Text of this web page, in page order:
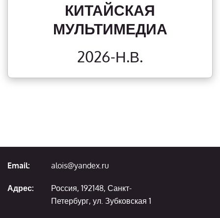
КИТАЙСКАЯ
МУЛЬТИМЕДИА
2026-Н.В.
Email: alois@yandex.ru
Адрес:
Россия, 192148, Санкт-
Петербург, ул. Зубковская 1